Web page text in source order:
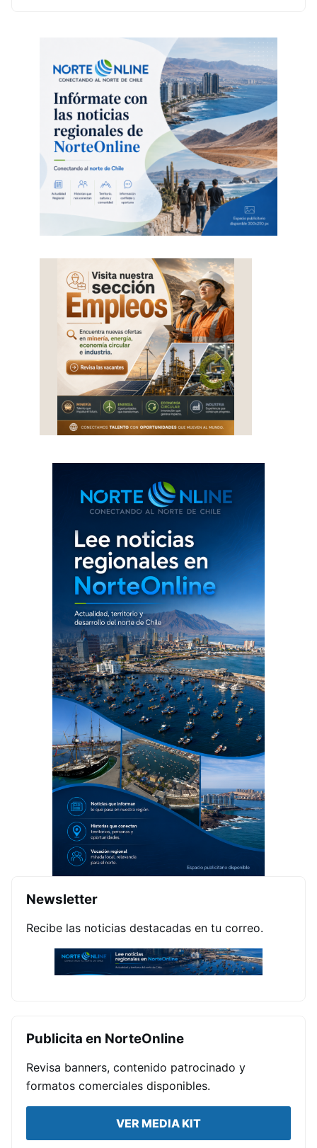
Newsletter
Recibe las noticias destacadas en tu correo.
Publicita en NorteOnline
Revisa banners, contenido patrocinado y
formatos comerciales disponibles.
VER MEDIA KIT